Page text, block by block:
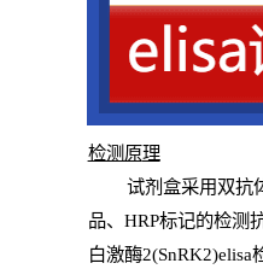
检测原理
试剂盒采用双抗
品、 HRP标记的检测
白激酶2(SnRK2)elisa